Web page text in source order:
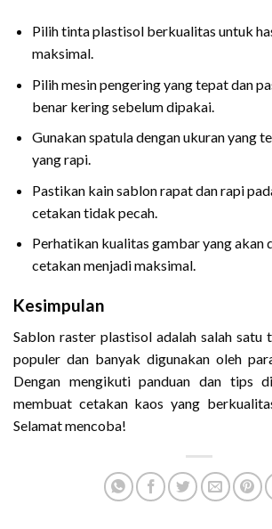
Pilih tinta plastisol berkualitas untuk
maksimal.
Pilih mesin pengering yang tepat dan
benar kering sebelum dipakai.
Gunakan spatula dengan ukuran yang
yang rapi.
Pastikan kain sablon rapat dan rapi
cetakan tidak pecah.
Perhatikan kualitas gambar yang akan
cetakan menjadi maksimal.
Kesimpulan
Sablon raster plastisol adalah salah satu
populer dan banyak digunakan oleh
Dengan mengikuti panduan dan tips
membuat cetakan kaos yang
Selamat mencoba!